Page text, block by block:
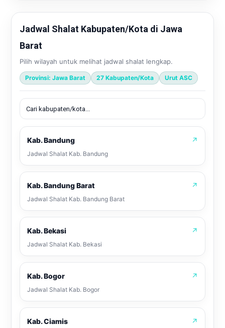
Jadwal Shalat Kabupaten/Kota di Jawa
Barat
Pilih wilayah untuk melihat jadwal shalat lengkap.
Provinsi: Jawa Barat 27 Kabupaten/Kota Urut ASC
Kab. Bandung ↗
Jadwal Shalat Kab. Bandung
Kab. Bandung Barat ↗
Jadwal Shalat Kab. Bandung Barat
Kab. Bekasi ↗
Jadwal Shalat Kab. Bekasi
Kab. Bogor ↗
Jadwal Shalat Kab. Bogor
Kab. Ciamis ↗